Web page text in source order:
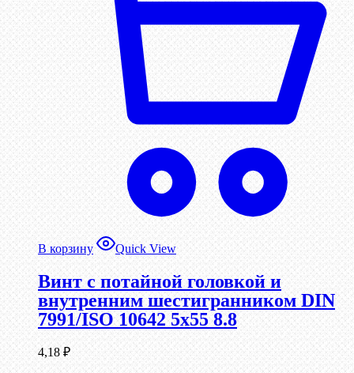
В корзину Quick View
Винт с потайной головкой и
внутренним шестигранником DIN
7991/ISO 10642 5х55 8.8
4,18 ₽